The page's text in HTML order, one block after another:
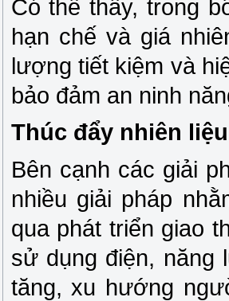
Có thể thấy, trong
hạn chế và giá
lượng tiết kiệm và
bảo đảm an ninh
Thúc đẩy nhiên
Bên cạnh các giải
nhiều giải pháp
qua phát triển giao
sử dụng điện, năng
tăng, xu hướng